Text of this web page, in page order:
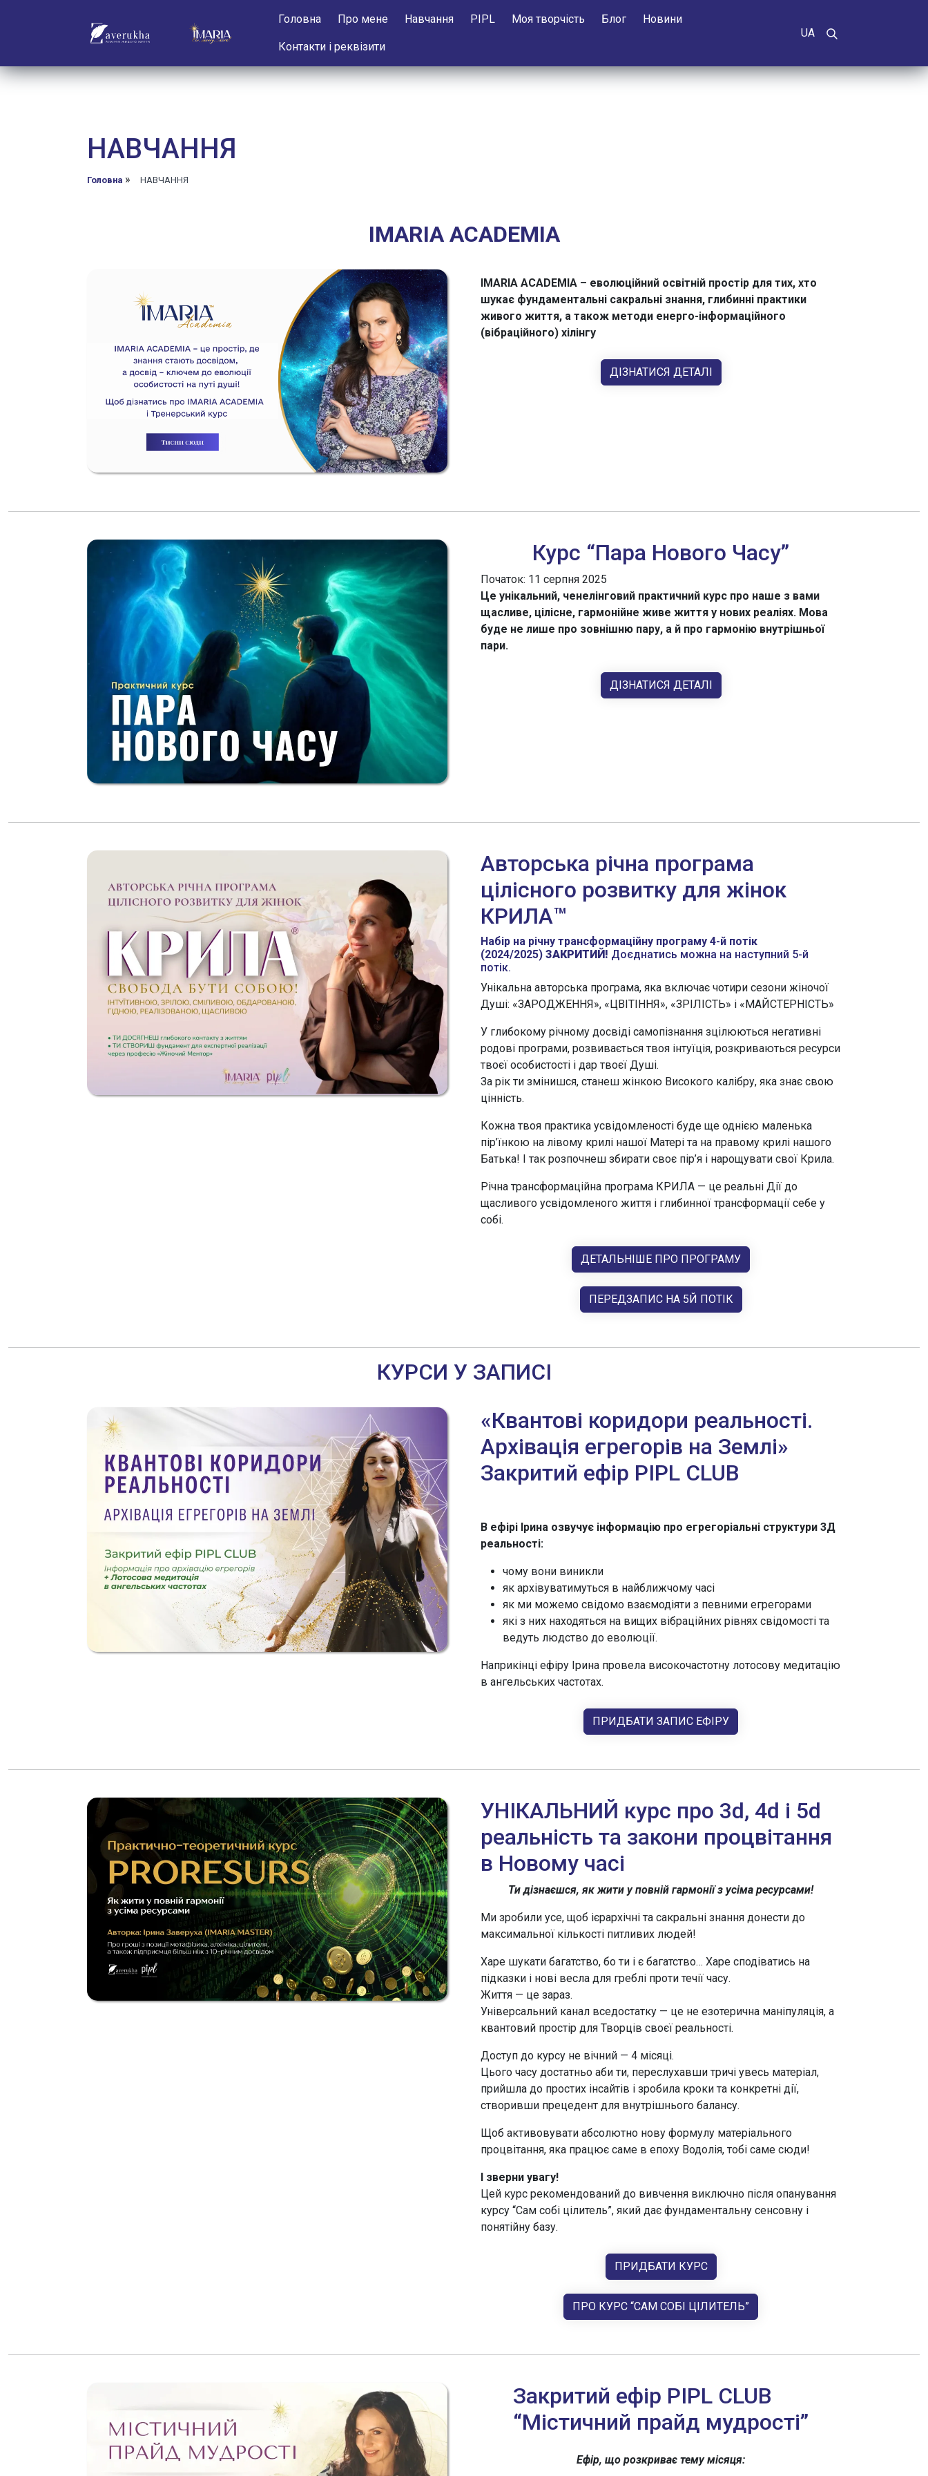
Головна Про мене Нaвчання РІPL Моя творчість Блог Новини
Контакти і реквізити
UA
НАВЧАННЯ
Головна » НАВЧАННЯ
IMARIA ACADEMIA
IMARIA ACADEMIA – еволюційний освітній простір для тих, хто
шукає фундаментальні сакральні знання, глибинні практики
живого життя, а також методи енерго-інформаційного
(вібраційного) хілінгу
ДІЗНАТИСЯ ДЕТАЛІ
Курс “Пара Нового Часу”
Початок: 11 серпня 2025
Це унікальний, ченелінговий практичний курс про наше з вами
щасливе, цілісне, гармонійне живе життя у нових реаліях. Мова
буде не лише про зовнішню пару, а й про гармонію внутрішньої
пари.
ДІЗНАТИСЯ ДЕТАЛІ
Авторська річна програма
цілісного розвитку для жінок
КРИЛА™
Набір на річну трансформаційну програму 4-й потік
(2024/2025) ЗАКРИТИЙ! Доєднатись можна на наступний 5-й
потік.
Унікальна авторська програма, яка включає чотири сезони жіночої
Душі: «ЗАРОДЖЕННЯ», «ЦВІТІННЯ», «ЗРІЛІСТЬ» і «МАЙСТЕРНІСТЬ»
У глибокому річному досвіді самопізнання зцілюються негативні
родові програми, розвивається твоя інтуїція, розкриваються ресурси
твоєї особистості і дар твоєї Душі.
За рік ти змінишся, станеш жінкою Високого калібру, яка знає свою
цінність.
Кожна твоя практика усвідомленості буде ще однією маленька
пір’їнкою на лівому крилі нашої Матері та на правому крилі нашого
Батька! І так розпочнеш збирати своє пір’я і нарощувати свої Крила.
Річна трансформаційна програма КРИЛА — це реальні Дії до
щасливого усвідомленого життя і глибинної трансформації себе у
собі.
ДЕТАЛЬНІШЕ ПРО ПРОГРАМУ
ПЕРЕДЗАПИС НА 5Й ПОТІК
КУРСИ У ЗАПИСІ
«Квантові коридори реальності.
Архівація егрегорів на Землі»
Закритий ефір PIPL CLUB
В ефірі Ірина озвучує інформацію про егрегоріальні структури 3Д
реальності:
чому вони виникли
як архівуватимуться в найближчому часі
як ми можемо свідомо взаємодіяти з певними егрегорами
які з них находяться на вищих вібраційних рівнях свідомості та
ведуть людство до еволюції.
Наприкінці ефіру Ірина провела високочастотну лотосову медитацію
в ангельських частотах.
ПРИДБАТИ ЗАПИС ЕФІРУ
УНІКАЛЬНИЙ курс про 3d, 4d і 5d
реальність та закони процвітання
в Новому часі
Ти дізнаєшся, як жити у повній гармонії з усіма ресурсами!
Ми зробили усе, щоб ієрархічні та сакральні знання донести до
максимальної кількості питливих людей!
Харе шукати багатство, бо ти і є багатство… Харе сподіватись на
підказки і нові весла для греблі проти течії часу.
Життя — це зараз.
Універсальний канал вседостатку — це не езотерична маніпуляція, а
квантовий простір для Творців своєї реальності.
Доступ до курсу не вічний — 4 місяці.
Цього часу достатньо аби ти, переслухавши тричі увесь матеріал,
прийшла до простих інсайтів і зробила кроки та конкретні дії,
створивши прецедент для внутрішнього балансу.
Щоб активовувати абсолютно нову формулу матеріального
процвітання, яка працює саме в епоху Водолія, тобі саме сюди!
І зверни увагу!
Цей курс рекомендований до вивчення виключно після опанування
курсу “Сам собі цілитель”, який дає фундаментальну сенсовну і
понятійну базу.
ПРИДБАТИ КУРС
ПРО КУРС “САМ СОБІ ЦІЛИТЕЛЬ”
Закритий ефір PIPL CLUB
“Містичний прайд мудрості”
Ефір, що розкриває тему місяця: